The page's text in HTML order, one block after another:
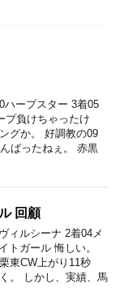
ハープスター 3着05
プ負けちゃったけ
グか。 好調教の09
ばったねぇ。 赤黒
回顧
ィルシーナ 2着04メ
トガール 悔しい。
東CW上がり11秒
。 しかし、実績、馬